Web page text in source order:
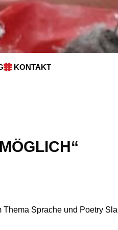
KONTAKT
Thema Sprache und Poetry